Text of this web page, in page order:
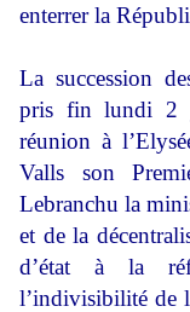
enterrer la
La succession
pris fin lundi 2
réunion à
Valls son
Lebranchu la
et de la
d’état à la
l’indivisibilité de